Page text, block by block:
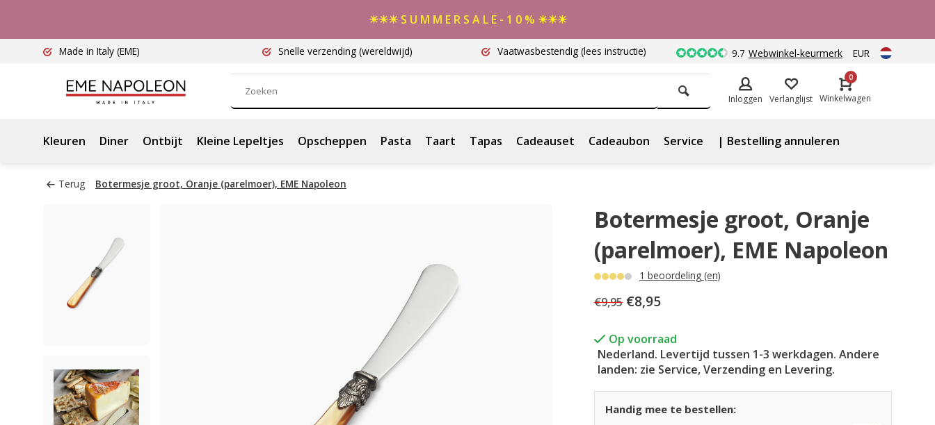
☀☀☀ S U M M E R S A L E - 1 0 % ☀☀☀
Made in Italy (EME) Snelle verzending (wereldwijd) Vaatwasbestendig (lees instructie) 9.7 Webwinkel-keurmerk EUR
Inloggen Verlanglijst
0
Winkelwagen
Kleuren Diner Ontbijt Kleine Lepeltjes Opscheppen Pasta Taart Tapas Cadeauset Cadeaubon Service | Bestelling annuleren
Terug Botermesje groot, Oranje (parelmoer), EME Napoleon
Botermesje groot, Oranje
(parelmoer), EME Napoleon
1 beoordeling (en)
€9,95 €8,95
Op voorraad
Nederland. Levertijd tussen 1-3 werkdagen. Andere
landen: zie Service, Verzending en Levering.
Handig mee te bestellen: